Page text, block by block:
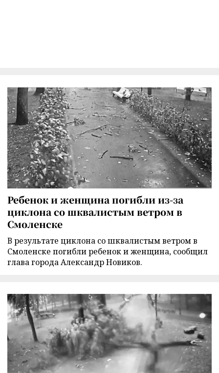
Ребенок и женщина погибли из-за
циклона со шквалистым ветром в
Смоленске
В результате циклона со шквалистым ветром в
Смоленске погибли ребенок и женщина, сообщил
глава города Александр Новиков.